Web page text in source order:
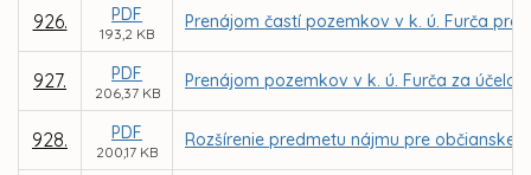
926. PDF
193,2 KB
Prenájom častí pozemkov v k. ú. Furča pre
927. PDF
206,37 KB
Prenájom pozemkov v k. ú. Furča za
928. PDF
200,17 KB
Rozšírenie predmetu nájmu pre občianske